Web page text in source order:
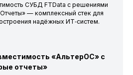
СУБД FTData с решениями
— комплексный стек для
надёжных ИТ‑систем.
«АльтерОС» с
отчеты»